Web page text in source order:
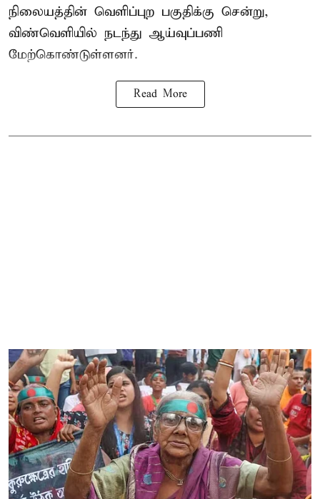
நிலையத்தின் வெளிப்புற பகுதிக்கு சென்று,
விண்வெளியில் நடந்து ஆய்வுப்பணி
மேற்கொண்டுள்ளனர்.
Read More